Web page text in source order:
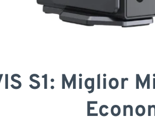
S1: Miglior